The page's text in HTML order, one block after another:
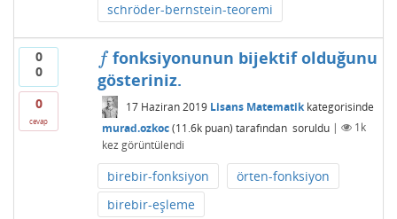
schröder-bernstein-teoremi
0
0
0
cevap
f
f fonksiyonunun bijektif olduğunu
gösteriniz.
17 Haziran 2019 Lisans Matematikkategorisinde
murad.ozkoc (11.6kpuan) tarafından soruldu |
1k
kez görüntülendi
birebir-fonksiyon
örten-fonksiyon
birebir-eşleme